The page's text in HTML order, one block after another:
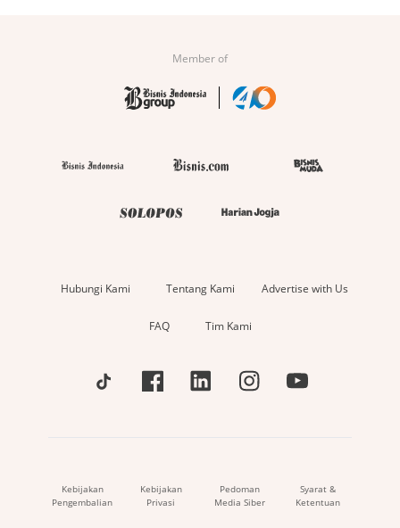
Member of
Hubungi Kami Tentang Kami Advertise with Us
FAQ Tim Kami
Kebijakan
Pengembalian
Kebijakan
Privasi
Pedoman
Media Siber
Syarat &
Ketentuan